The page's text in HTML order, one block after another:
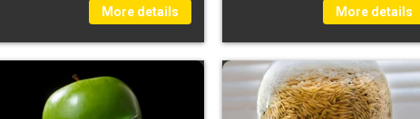
More details More details